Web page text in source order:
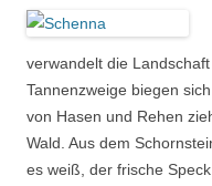
verwandelt die
Tannenzweige biegen
von Hasen und Rehen
Wald. Aus dem
es weiß, der frische